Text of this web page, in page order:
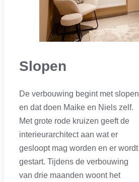
Slopen
De verbouwing begint met slopen
en dat doen Maike en Niels zelf.
Met grote rode kruizen geeft de
interieurarchitect aan wat er
gesloopt mag worden en er wordt
gestart. Tijdens de verbouwing
van drie maanden woont het